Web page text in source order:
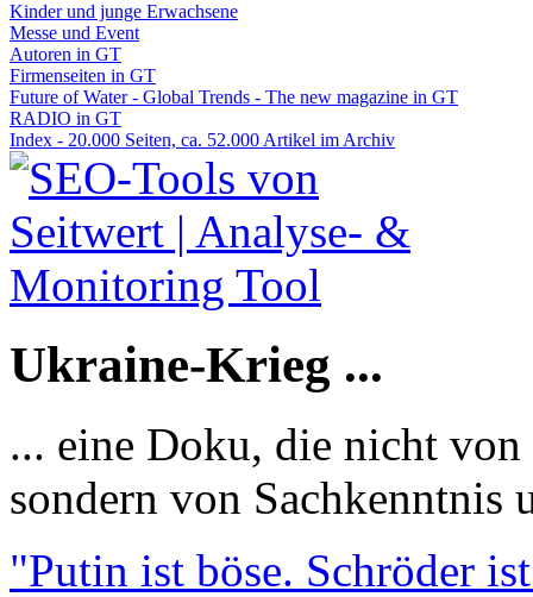
Kinder und junge Erwachsene
Messe und Event
Autoren in GT
Firmenseiten in GT
Future of Water - Global Trends - The new magazine in GT
RADIO in GT
Index - 20.000 Seiten, ca. 52.000 Artikel im Archiv
Ukraine-Krieg ...
... eine Doku, die nicht
sondern von Sachkenntnis
"Putin ist böse. Schröder